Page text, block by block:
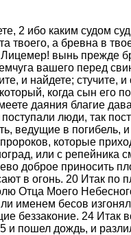
2 ибо каким судом
твоего, а бревна в
вынь прежде
вашего перед
и найдете; стучите,
когда сын его
даяния благие
люди, так
ведущие в погибель,
которые
или с репейника
доброе приносить
в огонь. 20 Итак по
Отца Моего
именем бесов
беззаконие. 24 Итак
и пошел дождь, и